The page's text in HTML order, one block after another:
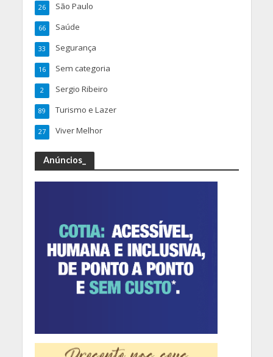
São Paulo
26
Saúde
66
Segurança
33
Sem categoria
16
Sergio Ribeiro
2
Turismo e Lazer
89
Viver Melhor
27
Anúncios_